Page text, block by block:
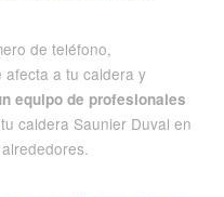
de teléfono,
afecta a tu caldera y
equipo de profesionales
caldera Saunier Duval en